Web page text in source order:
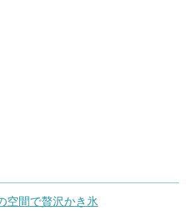
空間で贅沢かき氷